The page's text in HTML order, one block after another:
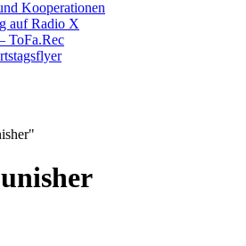
Kooperationen
auf Radio X
ToFa.Rec